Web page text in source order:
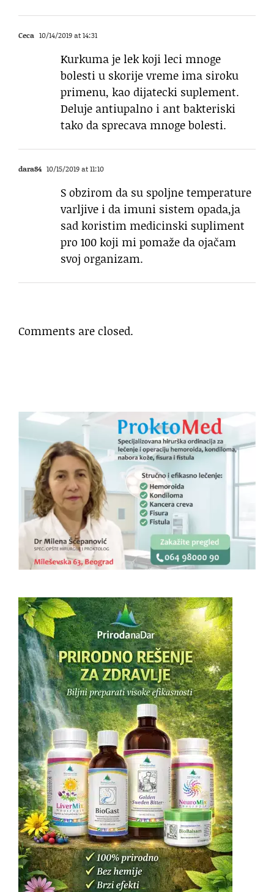
Ceca 10/14/2019 at 14:31
Kurkuma je lek koji leci mnoge
bolesti u skorije vreme ima siroku
primenu, kao dijatecki suplement.
Deluje antiupalno i ant bakteriski
tako da sprecava mnoge bolesti.
dara84 10/15/2019 at 11:10
S obzirom da su spoljne temperature
varljive i da imuni sistem opada,ja
sad koristim medicinski supliment
pro 100 koji mi pomaže da ojačam
svoj organizam.
Comments are closed.